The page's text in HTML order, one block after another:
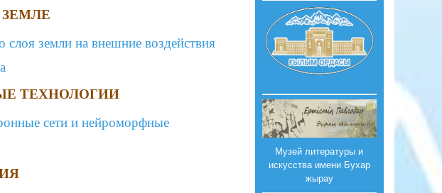
земли на внешние воздействия
ТЕХНОЛОГИИ
сети и нейроморфные
Музей литературы и
искусства имени Бухар
жырау